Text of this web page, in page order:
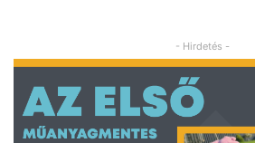
- Hirdetés -